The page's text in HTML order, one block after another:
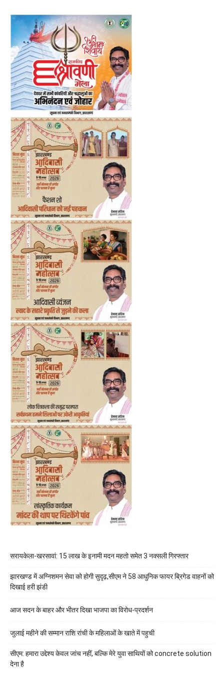
सरायकेला-खरसावां: 15 लाख के इनामी मदन महतो समेत 3 नक्सली गिरफ्तार
झारखण्ड में अग्निशमन सेवा को होगी सुदृढ़,सीएम ने 58 आधुनिक फायर ब्रिगेड वाहनों को
दिखाई हरी झंडी
आज सदन के बाहर और भीतर दिखा भाजपा का विरोध-प्रदर्शन
जुलाई महीने की सम्मान राशि रांची के महिलाओं के खाते में पहुची
सीएम: हमारा उद्देश्य केवल जांच नहीं, बल्कि मेरे युवा साथियों को concrete solution
देना है